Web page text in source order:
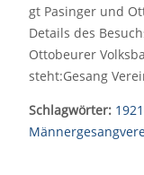
gt Pasinger und
Details des
Ottobeurer
steht:Gesang
Schlagwörter: 1921